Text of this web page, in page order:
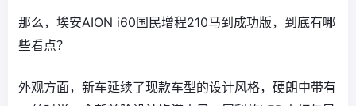
那么，埃安AION i60国民增程210马到成功版，到底有哪
些看点？
外观方面，新车延续了现款车型的设计风格，硬朗中带有